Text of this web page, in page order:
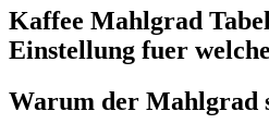
Kaffee Mahlgrad
Einstellung fuer
Warum der Mahlgrad